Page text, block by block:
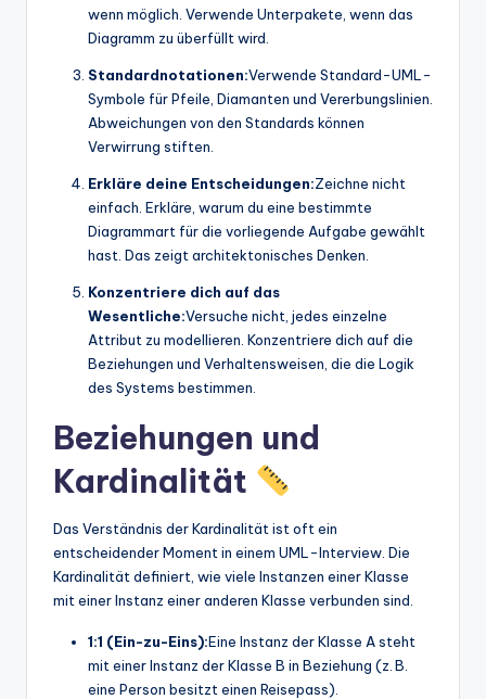
wenn möglich. Verwende Unterpakete, wenn das
Diagramm zu überfüllt wird.
Standardnotationen:Verwende Standard-UML-
Symbole für Pfeile, Diamanten und Vererbungslinien.
Abweichungen von den Standards können
Verwirrung stiften.
Erkläre deine Entscheidungen:Zeichne nicht
einfach. Erkläre, warum du eine bestimmte
Diagrammart für die vorliegende Aufgabe gewählt
hast. Das zeigt architektonisches Denken.
Konzentriere dich auf das
Wesentliche:Versuche nicht, jedes einzelne
Attribut zu modellieren. Konzentriere dich auf die
Beziehungen und Verhaltensweisen, die die Logik
des Systems bestimmen.
Beziehungen und
Kardinalität
Das Verständnis der Kardinalität ist oft ein
entscheidender Moment in einem UML-Interview. Die
Kardinalität definiert, wie viele Instanzen einer Klasse
mit einer Instanz einer anderen Klasse verbunden sind.
1:1 (Ein-zu-Eins):Eine Instanz der Klasse A steht
mit einer Instanz der Klasse B in Beziehung (z. B.
eine Person besitzt einen Reisepass).